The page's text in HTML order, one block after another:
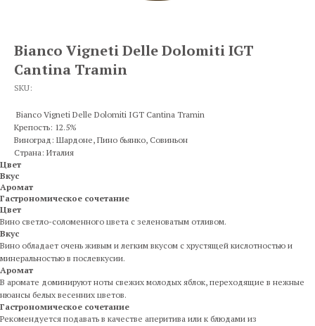
Bianco Vigneti Delle Dolomiti IGT
Cantina Tramin
SKU:
Bianco Vigneti Delle Dolomiti IGT Cantina Tramin
Крепость: 12.5%
Виноград: Шардоне, Пино бьянко, Совиньон
Страна: Италия
Цвет
Вкус
Аромат
Гастрономическое сочетание
Цвет
Вино светло-соломенного цвета с зеленоватым отливом.
Вкус
Вино обладает очень живым и легким вкусом с хрустящей кислотностью и
минеральностью в послевкусии.
Аромат
В аромате доминируют ноты свежих молодых яблок, переходящие в нежные
нюансы белых весенних цветов.
Гастрономическое сочетание
Рекомендуется подавать в качестве аперитива или к блюдами из